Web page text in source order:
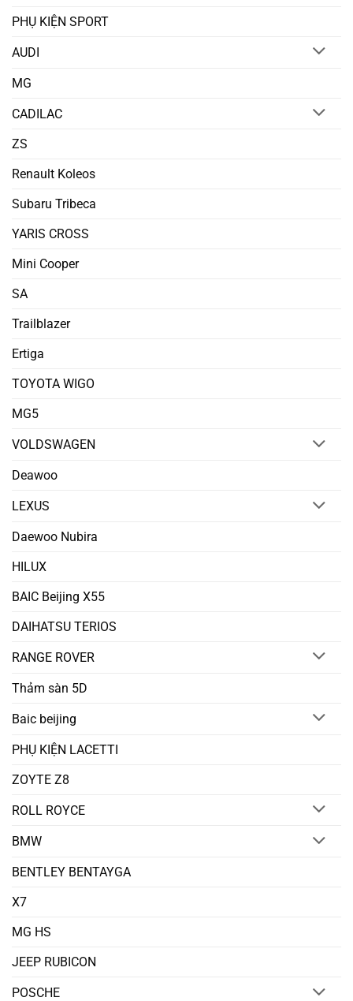
PHỤ KIỆN SPORT
AUDI
MG
CADILAC
ZS
Renault Koleos
Subaru Tribeca
YARIS CROSS
Mini Cooper
SA
Trailblazer
Ertiga
TOYOTA WIGO
MG5
VOLDSWAGEN
Deawoo
LEXUS
Daewoo Nubira
HILUX
BAIC Beijing X55
DAIHATSU TERIOS
RANGE ROVER
Thảm sàn 5D
Baic beijing
PHỤ KIỆN LACETTI
ZOYTE Z8
ROLL ROYCE
BMW
BENTLEY BENTAYGA
X7
MG HS
JEEP RUBICON
POSCHE